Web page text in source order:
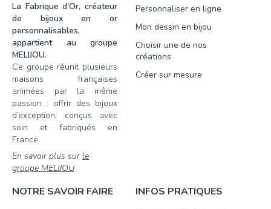
La Fabrique d’Or, créateur
de bijoux en or
personnalisables,
appartient au groupe
MELIJOU.
Ce groupe réunit plusieurs
maisons françaises
animées par la même
passion : offrir des bijoux
d’exception, conçus avec
soin et fabriqués en
France.
En savoir plus sur le
groupe MELIJOU
Personnaliser en ligne
Mon dessin en bijou
Choisir une de nos
créations
Créer sur mesure
NOTRE SAVOIR FAIRE INFOS PRATIQUES